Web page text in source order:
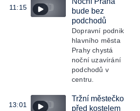
11:15
bude bez
podchodů
Dopravní podnik
hlavního města
Prahy chystá
noční uzavírání
podchodů v
centru.
13:01
Tržní městečko
před kostelem